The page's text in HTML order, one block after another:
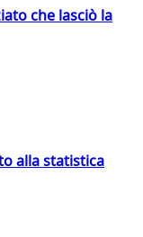
che lasciò la
alla statistica